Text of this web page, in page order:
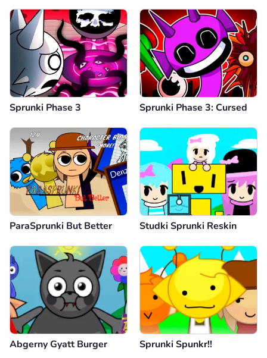
Sprunki Phase 3 Sprunki Phase 3: Cursed
ParaSprunki But Better Studki Sprunki Reskin
Abgerny Gyatt Burger Sprunki Spunkr!!